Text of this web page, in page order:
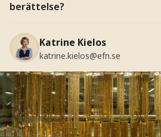
berättelse?
Katrine Kielos
katrine.kielos@efn.se